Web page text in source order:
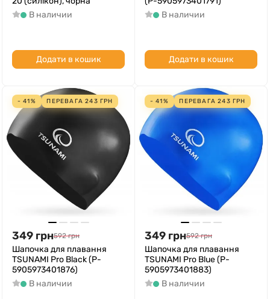
В наличии
Додати в кошик
В наличии
Додати в кошик
- 41% ПЕРЕВАГА243 ГРН
349 грн592 грн
Шапочка для плавання
TSUNAMI Pro Black (P-
5905973401876)
В наличии
- 41% ПЕРЕВАГА243 ГРН
349 грн592 грн
Шапочка для плавання
TSUNAMI Pro Blue (P-
5905973401883)
В наличии